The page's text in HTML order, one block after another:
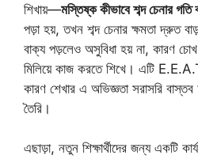
শিখায়—মস্তিষ্ক কীভাবে শব্দ চেনার গতি
পড়া হয়, তখন শব্দ চেনার ক্ষমতা দ্রুত
বাক্য পড়লেও অসুবিধা হয় না, কারণ
মিলিয়ে কাজ করতে শিখে। এটি
কারণ শেখার এ অভিজ্ঞতা সরাসরি
তৈরি।
এছাড়া, নতুন শিক্ষার্থীদের জন্য একটি